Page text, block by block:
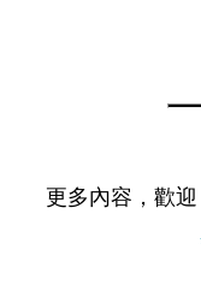
更多內容，歡迎